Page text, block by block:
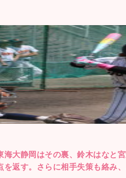
海大静岡はその裏、鈴木はなと
を返す。さらに相手失策も絡み